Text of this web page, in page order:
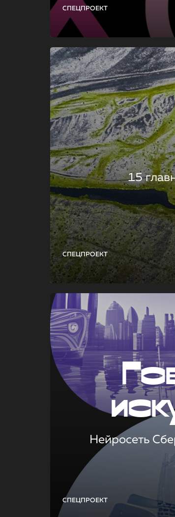
СПЕЦПРОЕКТ
СПЕЦПРОЕКТ
15
СПЕЦПРОЕКТ
Нейросеть